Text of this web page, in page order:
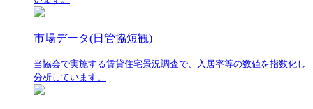
市場データ(日管協短観)
当協会で実施する賃貸住宅景況調査で、入居率等の数値を指数化し
分析しています。